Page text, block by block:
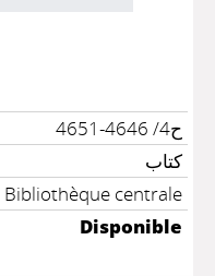
ح4/ 4646-4651
كتاب
Bibliothèque centrale
Disponible